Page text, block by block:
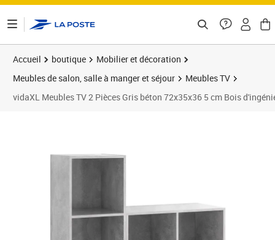
Accueil boutique
Mobilier et décoration
Meubles de salon, salle à manger et séjour
Meubles TV
vidaXL Meubles TV 2 Pièces Gris béton 72x35x36 5 cm Bois